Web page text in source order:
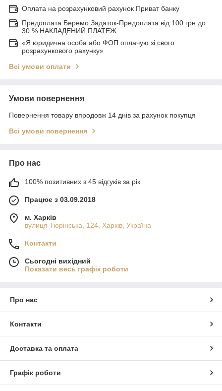
Оплата на розрахунковий рахунок Приват банку
Предоплата Беремо Задаток-Предоплата від 100 грн до
30 % НАКЛАДЕНИЙ ПЛАТЕЖ
«Я юридична особа або ФОП оплачую зі свого
розрахункового рахунку»
Всі умови оплати
Умови повернення
Повернення товару впродовж 14 днів за рахунок покупця
Всі умови повернення
Про нас
100% позитивних з 45 відгуків за рік
Працює з 03.09.2018
м. Харків
вулиця Тюрінська, 124, Харків, Україна
Контакти
Сьогодні вихідний
Показати весь графік роботи
Про нас
Контакти
Доставка та оплата
Графік роботи